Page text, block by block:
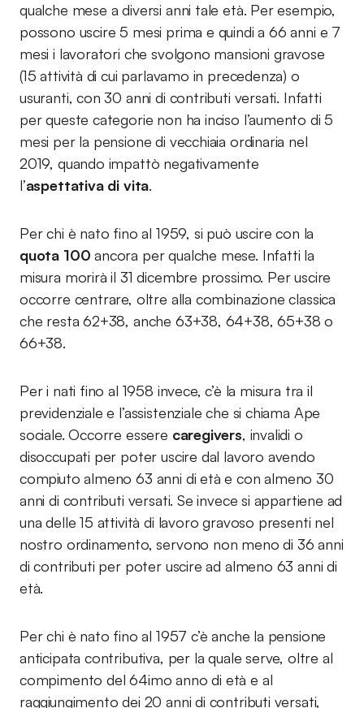
qualche mese a diversi anni tale età. Per esempio,
possono uscire 5 mesi prima e quindi a 66 anni e 7
mesi i lavoratori che svolgono mansioni gravose
(15 attività di cui parlavamo in precedenza) o
usuranti, con 30 anni di contributi versati. Infatti
per queste categorie non ha inciso l’aumento di 5
mesi per la pensione di vecchiaia ordinaria nel
2019, quando impattò negativamente
l’aspettativa di vita.
Per chi è nato fino al 1959, si può uscire con la
quota 100ancora per qualche mese. Infatti la
misura morirà il 31 dicembre prossimo. Per uscire
occorre centrare, oltre alla combinazione classica
che resta 62+38, anche 63+38, 64+38, 65+38 o
66+38.
Per i nati fino al 1958 invece, c’è la misura tra il
previdenziale e l’assistenziale che si chiama Ape
sociale. Occorre essere caregivers, invalidi o
disoccupati per poter uscire dal lavoro avendo
compiuto almeno 63 anni di età e con almeno 30
anni di contributi versati. Se invece si appartiene ad
una delle 15 attività di lavoro gravoso presenti nel
nostro ordinamento, servono non meno di 36 anni
di contributi per poter uscire ad almeno 63 anni di
età.
Per chi è nato fino al 1957 c’è anche la pensione
anticipata contributiva, per la quale serve, oltre al
compimento del 64imo anno di età e al
raggiungimento dei 20 anni di contributi versati,